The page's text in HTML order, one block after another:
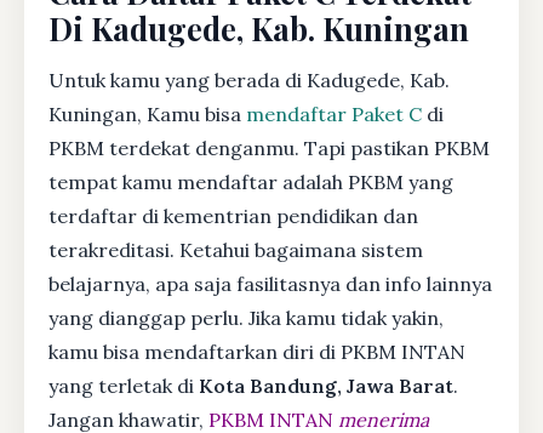
Di Kadugede, Kab. Kuningan
Untuk kamu yang berada di Kadugede, Kab.
Kuningan, Kamu bisa mendaftar Paket C di
PKBM terdekat denganmu. Tapi pastikan PKBM
tempat kamu mendaftar adalah PKBM yang
terdaftar di kementrian pendidikan dan
terakreditasi. Ketahui bagaimana sistem
belajarnya, apa saja fasilitasnya dan info lainnya
yang dianggap perlu. Jika kamu tidak yakin,
kamu bisa mendaftarkan diri di PKBM INTAN
yang terletak di Kota Bandung, Jawa Barat.
Jangan khawatir, PKBM INTAN menerima